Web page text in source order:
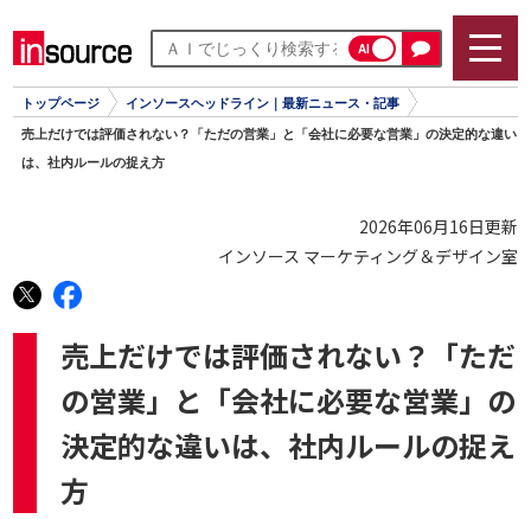
AI
トップページ インソースヘッドライン｜最新ニュース・記事
売上だけでは評価されない？「ただの営業」と「会社に必要な営業」の決定的な違い
は、社内ルールの捉え方
2026年06月16日更新
インソース マーケティング＆デザイン室
売上だけでは評価されない？「ただ
の営業」と「会社に必要な営業」の
決定的な違いは、社内ルールの捉え
方